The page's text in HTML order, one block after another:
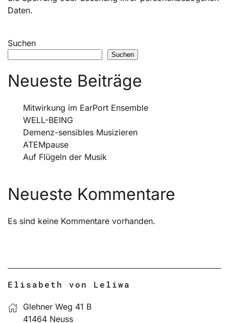
Daten.
Suchen
Suchen
Neueste Beiträge
Mitwirkung im EarPort Ensemble
WELL-BEING
Demenz-sensibles Musizieren
ATEMpause
Auf Flügeln der Musik
Neueste Kommentare
Es sind keine Kommentare vorhanden.
Elisabeth von Leliwa
Glehner Weg 41 B
41464 Neuss